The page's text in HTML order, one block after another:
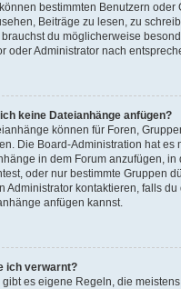
bestimmten Benutzern
Beiträge zu lesen, zu
du möglicherweise
oder Administrator nach
keine Dateianhänge anfügen?
können für Foren,
Die Board-Administration hat es
in dem Forum anzufügen, in
oder nur bestimmte Gruppen
Administrator kontaktieren, falls
anfügen kannst.
ich verwarnt?
gibt es eigene Regeln, die